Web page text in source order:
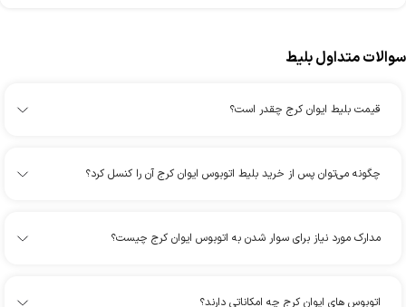
سوالات متداول بلیط
قیمت بلیط ایوان کرج چقدر است؟
چگونه می‌توان پس از خرید بلیط اتوبوس ایوان کرج آن را کنسل کرد؟
مدارک مورد نیاز برای سوار شدن به اتوبوس ایوان کرج چیست؟
اتوبوس های ایوان کرج چه امکاناتی دارند؟